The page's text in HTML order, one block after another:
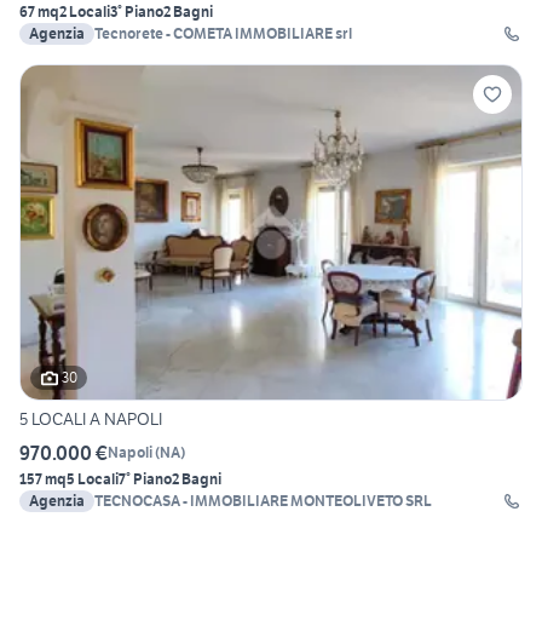
67 mq2 Locali3° Piano2 Bagni
Agenzia Tecnorete - COMETA IMMOBILIARE srl
30
5 LOCALI A NAPOLI
970.000 €Napoli(NA)
157 mq5 Locali7° Piano2 Bagni
Agenzia TECNOCASA - IMMOBILIARE MONTEOLIVETO SRL